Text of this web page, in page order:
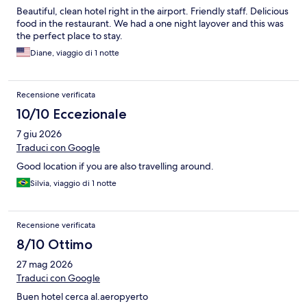
Beautiful, clean hotel right in the airport. Friendly staff. Delicious
food in the restaurant. We had a one night layover and this was
the perfect place to stay.
Diane, viaggio di 1 notte
Recensione verificata
10/10 Eccezionale
7 giu 2026
Traduci con Google
Good location if you are also travelling around.
Silvia, viaggio di 1 notte
Recensione verificata
8/10 Ottimo
27 mag 2026
Traduci con Google
Buen hotel cerca al.aeropyerto